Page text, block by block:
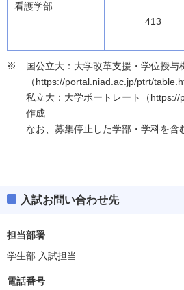
看護学部
413
国公立大：大学改革支援・学位授与
（https://portal.niad.ac.jp/ptrt/
私立大：大学ポートレート（https://
作成
なお、募集停止した学部・学科を含
入試お問い合わせ先
担当部署
学生部 入試担当
電話番号